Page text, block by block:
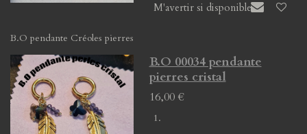
M'avertir si disponible
B.O pendante Créoles pierres
B.O 00034 pendante
pierres cristal
16,00 €